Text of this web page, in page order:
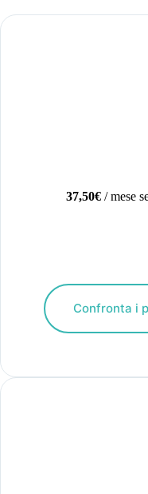
37,50€ / mese
Confronta i